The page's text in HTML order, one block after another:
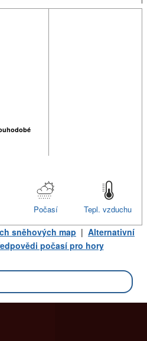
Tepl. vzduchu
Počasí
sněhových map | Alternativní
počasí pro hory